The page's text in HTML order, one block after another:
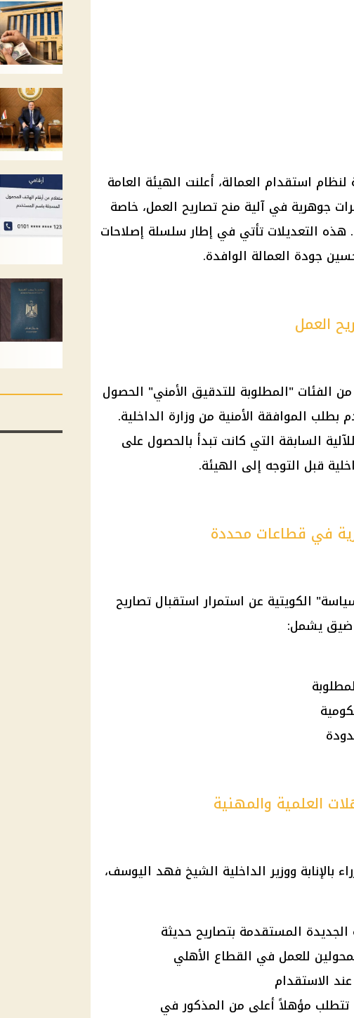
استقدام العمالة، أعلنت الهيئة العامة
جوهرية في آلية منح تصاريح العمل، خاصة
هذه التعديلات تأتي في إطار سلسلة إصلاحات
جودة العمالة الوافدة.
العمل
الفئات "المطلوبة للتدقيق الأمني" الحصول
بطلب الموافقة الأمنية من وزارة الداخلية.
السابقة التي كانت تبدأ بالحصول على
قبل التوجه إلى الهيئة.
في قطاعات محددة
الكويتية عن استمرار استقبال تصاريح
ضيق يشمل:
العلمية والمهنية
بالإنابة ووزير الداخلية الشيخ فهد اليوسف،
المستقدمة بتصاريح حديثة
للعمل في القطاع الأهلي
الاستقدام
تتطلب مؤهلاً أعلى من المذكور في